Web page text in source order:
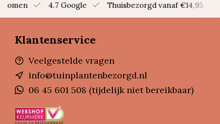
bomen 4.7 Google Thuisbezorgd vanaf €14,95
Klantenservice
Veelgestelde vragen
info@tuinplantenbezorgd.nl
06 45 601 508 (tijdelijk niet bereikbaar)